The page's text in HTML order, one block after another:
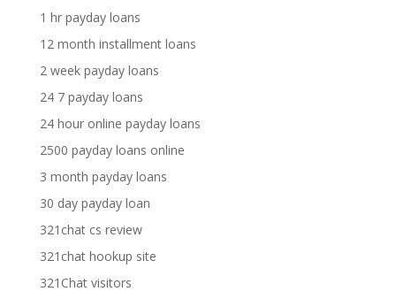
1 hr payday loans
12 month installment loans
2 week payday loans
24 7 payday loans
24 hour online payday loans
2500 payday loans online
3 month payday loans
30 day payday loan
321chat cs review
321chat hookup site
321Chat visitors